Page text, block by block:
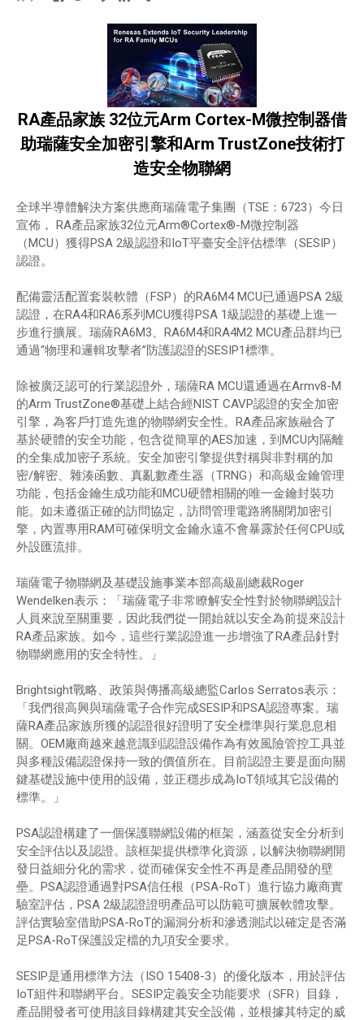
RA產品家族 32位元Arm Cortex-M微控制器借
助瑞薩安全加密引擎和Arm TrustZone技術打
造安全物聯網
全球半導體解決方案供應商瑞薩電子集團（TSE：6723）今日
宣佈， RA產品家族32位元Arm®Cortex®-M微控制器
（MCU）獲得PSA 2級認證和IoT平臺安全評估標準（SESIP）
認證。
配備靈活配置套裝軟體（FSP）的RA6M4 MCU已通過PSA 2級
認證，在RA4和RA6系列MCU獲得PSA 1級認證的基礎上進一
步進行擴展。瑞薩RA6M3、RA6M4和RA4M2 MCU產品群均已
通過“物理和邏輯攻擊者”防護認證的SESIP1標準。
除被廣泛認可的行業認證外，瑞薩RA MCU還通過在Armv8-M
的Arm TrustZone®基礎上結合經NIST CAVP認證的安全加密
引擎，為客戶打造先進的物聯網安全性。RA產品家族融合了
基於硬體的安全功能，包含從簡單的AES加速，到MCU內隔離
的全集成加密子系統。安全加密引擎提供對稱與非對稱的加
密/解密、雜湊函數、真亂數產生器（TRNG）和高級金鑰管理
功能，包括金鑰生成功能和MCU硬體相關的唯一金鑰封裝功
能。如未遵循正確的訪問協定，訪問管理電路將關閉加密引
擎，內置專用RAM可確保明文金鑰永遠不會暴露於任何CPU或
外設匯流排。
瑞薩電子物聯網及基礎設施事業本部高級副總裁Roger
Wendelken表示：「瑞薩電子非常瞭解安全性對於物聯網設計
人員來說至關重要，因此我們從一開始就以安全為前提來設計
RA產品家族。如今，這些行業認證進一步增強了RA產品針對
物聯網應用的安全特性。」
Brightsight戰略、政策與傳播高級總監Carlos Serratos表示：
「我們很高興與瑞薩電子合作完成SESIP和PSA認證專案。瑞
薩RA產品家族所獲的認證很好證明了安全標準與行業息息相
關。OEM廠商越來越意識到認證設備作為有效風險管控工具並
與多種設備認證保持一致的價值所在。目前認證主要是面向關
鍵基礎設施中使用的設備，並正穩步成為IoT領域其它設備的
標準。」
PSA認證構建了一個保護聯網設備的框架，涵蓋從安全分析到
安全評估以及認證。該框架提供標準化資源，以解決物聯網開
發日益細分化的需求，從而確保安全性不再是產品開發的壁
壘。PSA認證通過對PSA信任根（PSA-RoT）進行協力廠商實
驗室評估，PSA 2級認證證明產品可以防範可擴展軟體攻擊。
評估實驗室借助PSA-RoT的漏洞分析和滲透測試以確定是否滿
足PSA-RoT保護設定檔的九項安全要求。
SESIP是通用標準方法（ISO 15408-3）的優化版本，用於評估
IoT組件和聯網平台。SESIP定義安全功能要求（SFR）目錄，
產品開發者可使用該目錄構建其安全設備，並根據其特定的威